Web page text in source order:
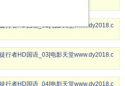
行者HD国语_02[电影天堂www.dy2018.c
行者HD国语_03[电影天堂www.dy2018.c
行者HD国语_04[电影天堂www.dy2018.c